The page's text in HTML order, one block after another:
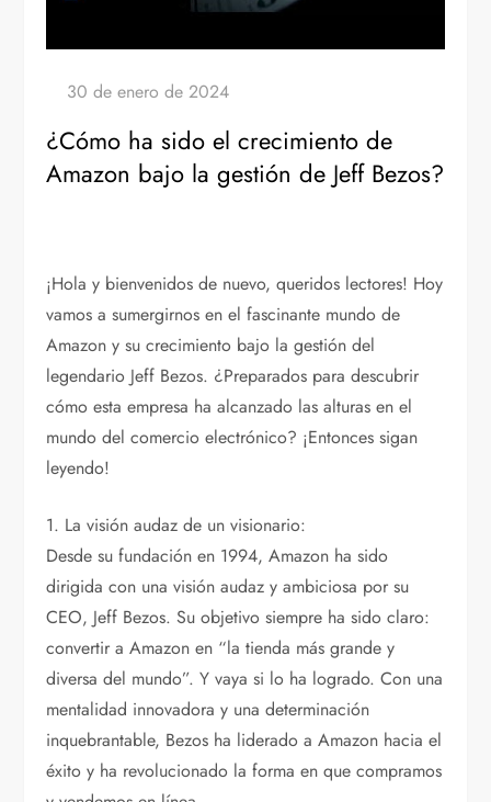
¿Cómo ha sido el crecimiento de
Amazon bajo la gestión de Jeff Bezos?
¡Hola y bienvenidos de nuevo, queridos lectores! Hoy
vamos a sumergirnos en el fascinante mundo de
Amazon y su crecimiento bajo la gestión del
legendario Jeff Bezos. ¿Preparados para descubrir
cómo esta empresa ha alcanzado las alturas en el
mundo del comercio electrónico? ¡Entonces sigan
leyendo!
1. La visión audaz de un visionario:
Desde su fundación en 1994, Amazon ha sido
dirigida con una visión audaz y ambiciosa por su
CEO, Jeff Bezos. Su objetivo siempre ha sido claro:
convertir a Amazon en “la tienda más grande y
diversa del mundo”. Y vaya si lo ha logrado. Con una
mentalidad innovadora y una determinación
inquebrantable, Bezos ha liderado a Amazon hacia el
éxito y ha revolucionado la forma en que compramos